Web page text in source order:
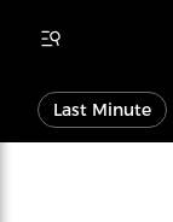
Last Minute